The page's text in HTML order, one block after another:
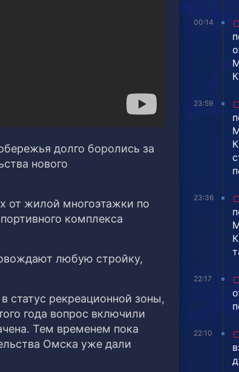
долго боролись за
нового
от жилой многоэтажки по
комплекса
любую стройку,
статус рекреационной зоны,
года вопрос включили
Тем временем пока
Омска уже дали
00:14
23:59
23:36
22:17
22:10